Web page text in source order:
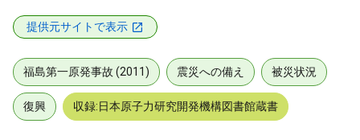
提供元サイトで表示
福島第一原発事故 (2011) 震災への備え 被災状況
復興 収録:日本原子力研究開発機構図書館蔵書